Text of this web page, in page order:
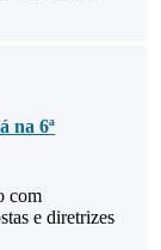
na 6ª
com
e diretrizes